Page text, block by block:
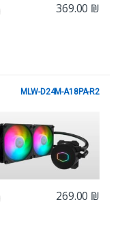
369.00 ₪
MLW-D24M-A18PA-R2
269.00 ₪